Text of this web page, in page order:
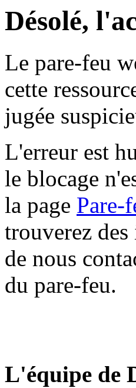
Désolé,
Le pare-feu
cette
jugée
L'erreur est
le blocage
la page Pare-
trouverez
de nous
du pare-feu.
L'équipe de